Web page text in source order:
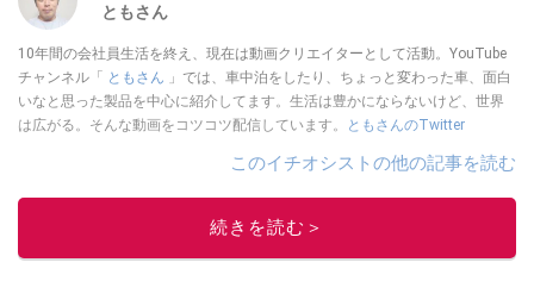
ともさん
10年間の会社員生活を終え、現在は動画クリエイターとして活動。YouTube
チャンネル「
ともさん 」では、車中泊をしたり、ちょっと変わった車、面白
いなと思った製品を中心に紹介してます。生活は豊かにならないけど、世界
は広がる。そんな動画をコツコツ配信しています。
ともさんのTwitter
このイチオシストの他の記事を読む
続きを読む＞